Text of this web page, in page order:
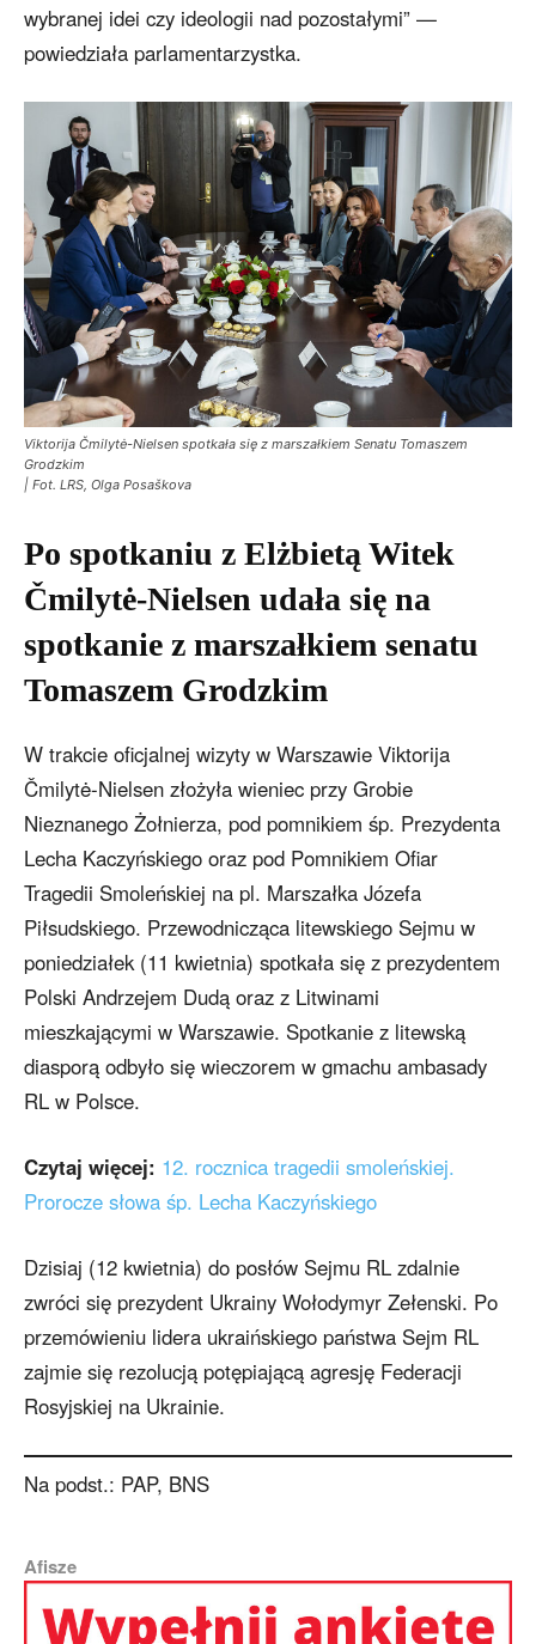
wybranej idei czy ideologii nad pozostałymi” —
powiedziała parlamentarzystka.
Viktorija Čmilytė-Nielsen spotkała się z marszałkiem Senatu Tomaszem
Grodzkim
| Fot. LRS, Olga Posaškova
Po spotkaniu z Elżbietą Witek
Čmilytė-Nielsen udała się na
spotkanie z marszałkiem senatu
Tomaszem Grodzkim
W trakcie oficjalnej wizyty w Warszawie Viktorija
Čmilytė-Nielsen złożyła wieniec przy Grobie
Nieznanego Żołnierza, pod pomnikiem śp. Prezydenta
Lecha Kaczyńskiego oraz pod Pomnikiem Ofiar
Tragedii Smoleńskiej na pl. Marszałka Józefa
Piłsudskiego. Przewodnicząca litewskiego Sejmu w
poniedziałek (11 kwietnia) spotkała się z prezydentem
Polski Andrzejem Dudą oraz z Litwinami
mieszkającymi w Warszawie. Spotkanie z litewską
diasporą odbyło się wieczorem w gmachu ambasady
RL w Polsce.
Czytaj więcej: 12. rocznica tragedii smoleńskiej.
Prorocze słowa śp. Lecha Kaczyńskiego
Dzisiaj (12 kwietnia) do posłów Sejmu RL zdalnie
zwróci się prezydent Ukrainy Wołodymyr Zełenski. Po
przemówieniu lidera ukraińskiego państwa Sejm RL
zajmie się rezolucją potępiającą agresję Federacji
Rosyjskiej na Ukrainie.
Na podst.: PAP, BNS
Afisze